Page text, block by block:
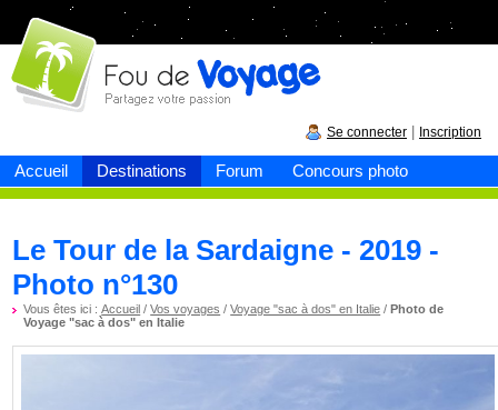
Accueil Destinations Forum Concours photo
Fou devoyage
Se connecter Inscription
Le Tour de la Sardaigne - 2019 -
Photo n°130
Vous êtes ici :Accueil /Vos voyages /Voyage "sac à dos" en Italie /Photo de
Voyage "sac à dos" en Italie